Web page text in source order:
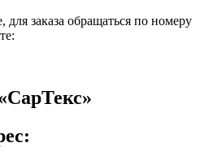
для заказа обращаться по номеру